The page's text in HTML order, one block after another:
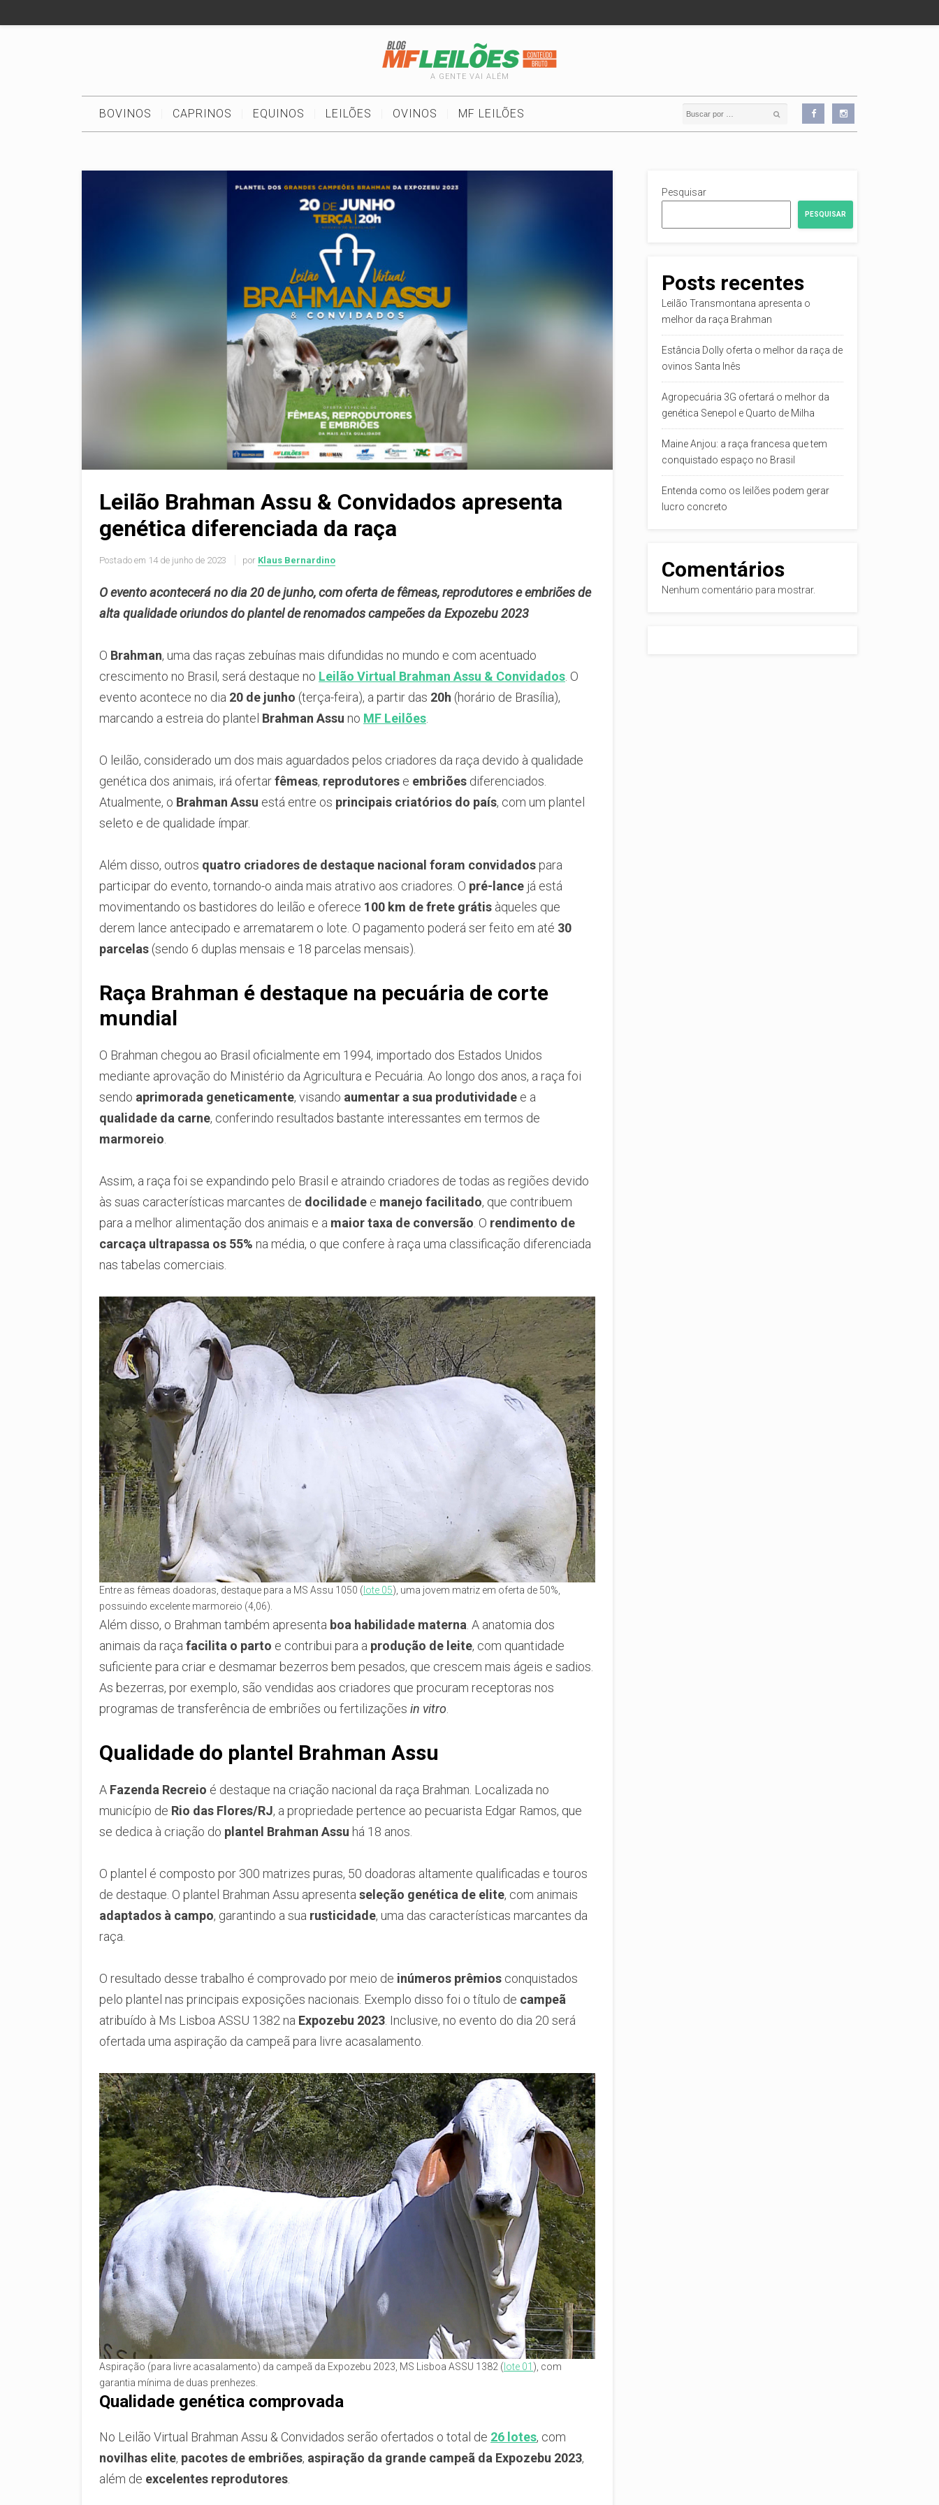
A GENTE VAI ALÉM
BOVINOS CAPRINOS EQUINOS LEILÕES OVINOS MF LEILÕES
Leilão Brahman Assu & Convidados apresenta
genética diferenciada da raça
Postado em 14 de junho de 2023 por Klaus Bernardino
O evento acontecerá no dia 20 de junho, com oferta de fêmeas, reprodutores e embriões de
alta qualidade oriundos do plantel de renomados campeões da Expozebu 2023
O Brahman, uma das raças zebuínas mais difundidas no mundo e com acentuado
crescimento no Brasil, será destaque no Leilão Virtual Brahman Assu & Convidados . O
evento acontece no dia 20 de junho (terça-feira), a partir das 20h (horário de Brasília),
marcando a estreia do plantel Brahman Assu no MF Leilões
O leilão, considerado um dos mais aguardados pelos criadores da raça devido à qualidade
genética dos animais, irá ofertarfêmeas, reprodutores e embriões diferenciados.
Atualmente, o Brahman Assu está entre os principais criatórios do país, com um plantel
seleto e de qualidade ímpar.
Além disso, outros quatro criadores de destaque nacional foram convidados para
participar do evento, tornando-o ainda mais atrativo aos criadores. O pré-lance já está
movimentando os bastidores do leilão e oferece 100 km de frete grátis àqueles que
derem lance antecipado e arrematarem o lote. O pagamento poderá ser feito em até 30
parcelas (sendo 6 duplas mensais e 18 parcelas mensais).
Raça Brahman é destaque na pecuária de corte
mundial
O Brahman chegou ao Brasil oficialmente em 1994, importado dos Estados Unidos
mediante aprovação do Ministério da Agricultura e Pecuária. Ao longo dos anos, a raça foi
sendo aprimorada geneticamente, visando aumentar a sua produtividade e a
qualidade da carne, conferindo resultados bastante interessantes em termos de
marmoreio
Assim, a raça foi se expandindo pelo Brasil e atraindo criadores de todas as regiões devido
às suas características marcantes de docilidade e manejo facilitado, que contribuem
para a melhor alimentação dos animais e a maior taxa de conversão . O rendimento de
carcaça ultrapassa os 55% na média, o que confere à raça uma classificação diferenciada
nas tabelas comerciais.
Entre as fêmeas doadoras, destaque para a MS Assu 1050 (lote 05), uma jovem matriz em oferta de 50%,
possuindo excelente marmoreio (4,06).
Além disso, o Brahman também apresenta boa habilidade materna . A anatomia dos
animais da raça facilita o parto e contribui para a produção de leite, com quantidade
suficiente para criar e desmamar bezerros bem pesados, que crescem mais ágeis e sadios.
As bezerras, por exemplo, são vendidas aos criadores que procuram receptoras nos
programas de transferência de embriões ou fertilizações in vitro
Qualidade do plantel Brahman Assu
A Fazenda Recreio é destaque na criação nacional da raça Brahman. Localizada no
município de Rio das Flores/RJ, a propriedade pertence ao pecuarista Edgar Ramos, que
se dedica à criação do plantel Brahman Assu há 18 anos.
O plantel é composto por 300 matrizes puras, 50 doadoras altamente qualificadas e touros
de destaque. O plantel Brahman Assu apresenta seleção genética de elite, com animais
adaptados à campo, garantindo a sua rusticidade, uma das características marcantes da
raça.
O resultado desse trabalho é comprovado por meio de inúmeros prêmios conquistados
pelo plantel nas principais exposições nacionais. Exemplo disso foi o título de campeã
atribuído à Ms Lisboa ASSU 1382 na Expozebu 2023 . Inclusive, no evento do dia 20 será
ofertada uma aspiração da campeã para livre acasalamento.
Aspiração (para livre acasalamento) da campeã da Expozebu 2023, MS Lisboa ASSU 1382 ( lote 01 ), com
garantia mínima de duas prenhezes.
Qualidade genética comprovada
No Leilão Virtual Brahman Assu & Convidados serão ofertados o total de 26 lotes, com
novilhas elite, pacotes de embriões, aspiração da grande campeã da Expozebu 2023,
além de excelentes reprodutores
Pesquisar
PESQUISAR
Posts recentes
Leilão Transmontana apresenta o
melhor da raça Brahman
Estância Dolly oferta o melhor da raça de
ovinos Santa Inês
Agropecuária 3G ofertará o melhor da
genética Senepol e Quarto de Milha
Maine Anjou: a raça francesa que tem
conquistado espaço no Brasil
Entenda como os leilões podem gerar
lucro concreto
Comentários
Nenhum comentário para mostrar.